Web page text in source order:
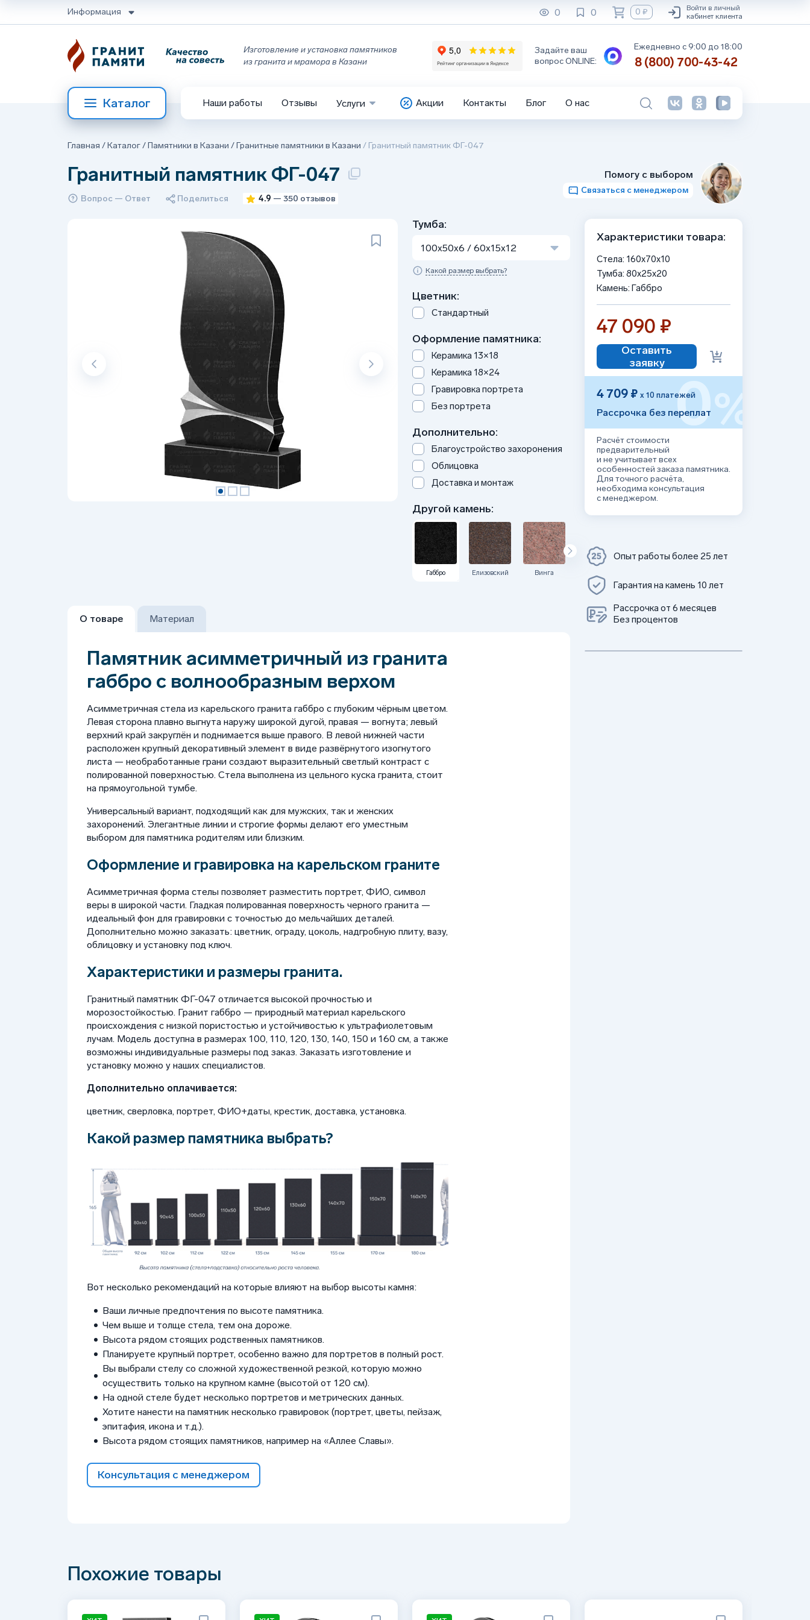
Информация 0 0 0 ₽
Войти в личный
кабинет клиента
Изготовление и установка памятников
из гранита и мрамора в Казани
Задайте ваш
вопрос ONLINE:
Ежедневно с 9:00 до 18:00
8 (800) 700-43-42
Каталог Наши работы Отзывы Услуги Акции Контакты Блог О нас
Главная /Каталог/Памятники в Казани /Гранитные памятники в Казани / Гранитный памятник ФГ-047
Гранитный памятник ФГ-047
Вопрос — Ответ Поделиться 4.9 — 350 отзывов
Помогу с выбором
Связаться с менеджером
Тумба:
100x50x6 / 60x15x12
Какой размер выбрать?
Цветник:
Стандартный
Оформление памятника:
Керамика 13×18
Керамика 18×24
Гравировка портрета
Без портрета
Дополнительно:
Благоустройство захоронения
Облицовка
Доставка и монтаж
Другой камень:
Габбро Елизовский Винга
О товаре Материал
Памятник асимметричный из гранита
габбро с волнообразным верхом
Асимметричная стела из карельского гранита габбро с глубоким чёрным цветом.
Левая сторона плавно выгнута наружу широкой дугой, правая — вогнута; левый
верхний край закруглён и поднимается выше правого. В левой нижней части
расположен крупный декоративный элемент в виде развёрнутого изогнутого
листа — необработанные грани создают выразительный светлый контраст с
полированной поверхностью. Стела выполнена из цельного куска гранита, стоит
на прямоугольной тумбе.
Универсальный вариант, подходящий как для мужских, так и женских
захоронений. Элегантные линии и строгие формы делают его уместным
выбором для памятника родителям или близким.
Оформление и гравировка на карельском граните
Асимметричная форма стелы позволяет разместить портрет, ФИО, символ
веры в широкой части. Гладкая полированная поверхность черного гранита —
идеальный фон для гравировки с точностью до мельчайших деталей.
Дополнительно можно заказать: цветник, ограду, цоколь, надгробную плиту, вазу,
облицовку и установку под ключ.
Характеристики и размеры гранита.
Гранитный памятник ФГ-047 отличается высокой прочностью и
морозостойкостью. Гранит габбро — природный материал карельского
происхождения с низкой пористостью и устойчивостью к ультрафиолетовым
лучам. Модель доступна в размерах 100, 110, 120, 130, 140, 150 и 160 см, а также
возможны индивидуальные размеры под заказ. Заказать изготовление и
установку можно у наших специалистов.
Дополнительно оплачивается:
цветник, сверловка, портрет, ФИО+даты, крестик, доставка, установка.
Какой размер памятника выбрать?
Вот несколько рекомендаций на которые влияют на выбор высоты камня:
Ваши личные предпочтения по высоте памятника.
Чем выше и толще стела, тем она дороже.
Высота рядом стоящих родственных памятников.
Планируете крупный портрет, особенно важно для портретов в полный рост.
Вы выбрали стелу со сложной художественной резкой, которую можно
осуществить только на крупном камне (высотой от 120 см).
На одной стеле будет несколько портретов и метрических данных.
Хотите нанести на памятник несколько гравировок (портрет, цветы, пейзаж,
эпитафия, икона и т.д.).
Высота рядом стоящих памятников, например на «Аллее Славы».
Консультация с менеджером
Характеристики товара:
Стела: 160x70x10
Тумба: 80x25x20
Камень: Габбро
47 090 ₽
Оставить
заявку
4 709 ₽ х 10 платежей
Рассрочка без переплат
0%
Расчёт стоимости
предварительный
и не учитывает всех
особенностей заказа памятника.
Для точного расчёта,
необходима консультация
с менеджером.
Опыт работы более 25 лет
Гарантия на камень 10 лет
Рассрочка от 6 месяцев
Без процентов
Похожие товары